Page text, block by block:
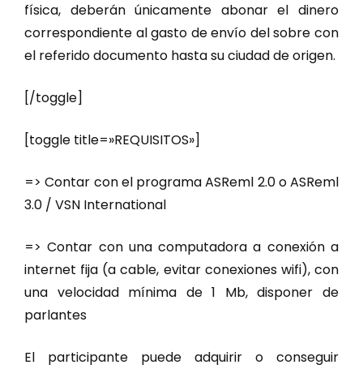
física, deberán únicamente abonar el dinero
correspondiente al gasto de envío del sobre con
el referido documento hasta su ciudad de origen.
[/toggle]
[toggle title=»REQUISITOS»]
=> Contar con el programa ASReml 2.0 o ASReml
3.0 / VSN International
=> Contar con una computadora a conexión a
internet fija (a cable, evitar conexiones wifi), con
una velocidad mínima de 1 Mb, disponer de
parlantes
El participante puede adquirir o conseguir